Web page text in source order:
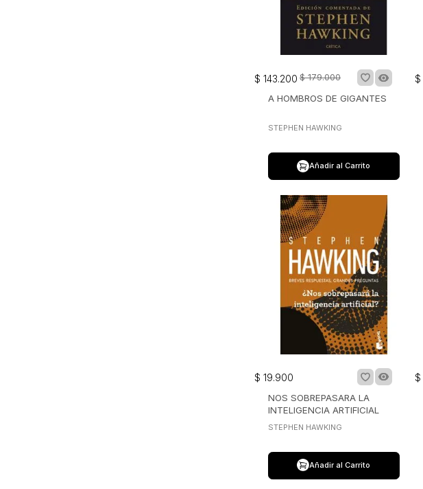
$ 143.200 $ 179.000
A HOMBROS DE GIGANTES
STEPHEN HAWKING
Añadir al Carrito
$
$ 19.900
NOS SOBREPASARA LA
INTELIGENCIA ARTIFICIAL
STEPHEN HAWKING
Añadir al Carrito
$